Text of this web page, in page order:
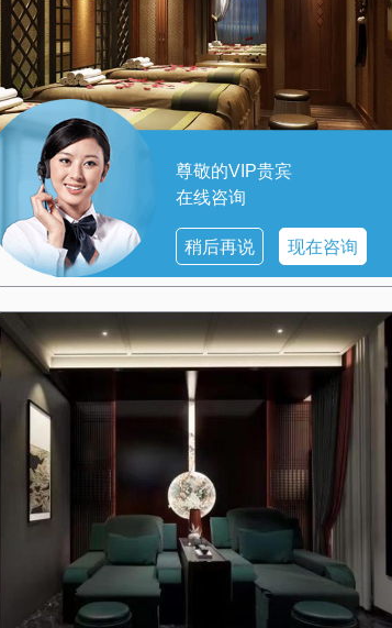
尊敬的VIP贵宾
在线咨询
稍后再说 现在咨询
拿时也能感受到舒适与尊贵。水疗区域则配备了私人水疗
套房，每个房间都配有独立的蒸汽房、按摩床和私人浴
缸，确保顾客在享受服务时的私密性。 在这里，每一位顾
客都能享受到皇家般的待遇，无论是从环境的布置还是服
务的细节，都让人感受到无与伦比的奢华体验。
简约而不简单
天津河西桑拿SPA水疗会所的设计风格简约而现代，展现
出都市的时尚与精致。一进门，便能看到大面积的玻璃幕
墙，将自然光线引入室内，营造出明亮而通透的氛围。 会
所内部的装修以白色和灰色为主色调，搭配简洁的线条和
几何图形，展现出一种简约而不简单的美感。墙壁上挂着
抽象的现代艺术作品，搭配现代感十足的家具，让人感受
到都市的时尚气息。 桑拿房采用高科技的设备，搭配智能
控制系统，让顾客可以根据自己的需求调节温度和湿度。
水疗区域则配备了舒适的按摩床和私人浴缸，每个房间都
经过精心设计，搭配简洁的装饰和舒适的布艺，营造出一
种温馨而舒适的感觉。 在这里，简约的设计风格与高端的
设施设备相结合，为顾客提供了一个时尚而舒适的放松空
间。